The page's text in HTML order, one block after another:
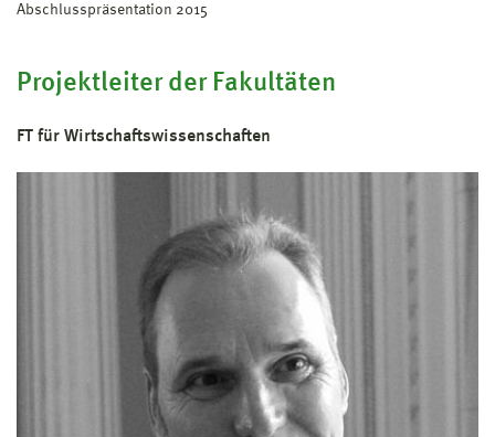
Abschlusspräsentation 2015
Projektleiter der Fakultäten
FT für Wirtschaftswissenschaften